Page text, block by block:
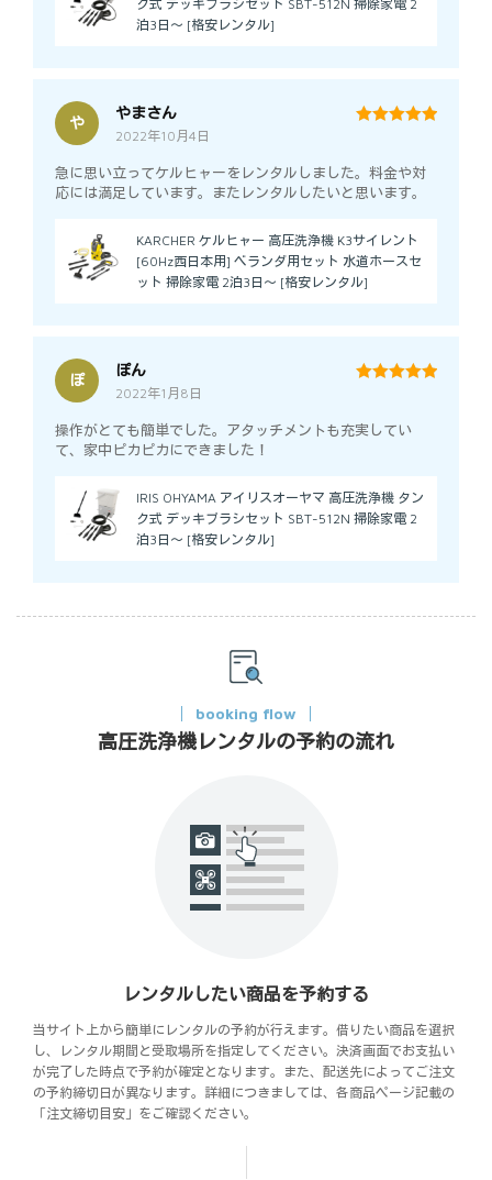
ク式 デッキブラシセット SBT-512N 掃除家電 2
泊3日～ [格安レンタル]
や
やまさん
2022年10月4日
急に思い立ってケルヒャーをレンタルしました。料金や対
応には満足しています。またレンタルしたいと思います。
KARCHER ケルヒャー 高圧洗浄機 K3サイレント
[60Hz西日本用] ベランダ用セット 水道ホースセ
ット 掃除家電 2泊3日～ [格安レンタル]
ぽ
ぽん
2022年1月8日
操作がとても簡単でした。アタッチメントも充実してい
て、家中ピカピカにできました！
IRIS OHYAMA アイリスオーヤマ 高圧洗浄機 タン
ク式 デッキブラシセット SBT-512N 掃除家電 2
泊3日～ [格安レンタル]
booking flow
高圧洗浄機レンタルの予約の流れ
レンタルしたい商品を予約する
当サイト上から簡単にレンタルの予約が行えます。借りたい商品を選択
し、レンタル期間と受取場所を指定してください。決済画面でお支払い
が完了した時点で予約が確定となります。また、配送先によってご注文
の予約締切日が異なります。詳細につきましては、各商品ページ記載の
「注文締切目安」をご確認ください。